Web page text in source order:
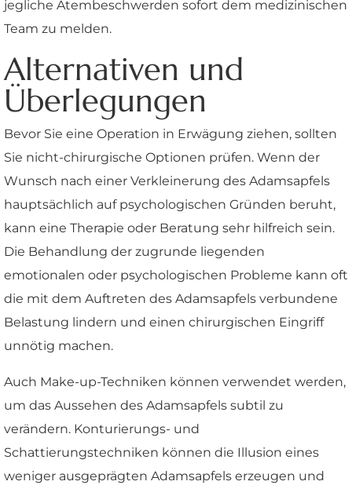
jegliche Atembeschwerden sofort dem medizinischen
Team zu melden.
Alternativen und
Überlegungen
Bevor Sie eine Operation in Erwägung ziehen, sollten
Sie nicht-chirurgische Optionen prüfen. Wenn der
Wunsch nach einer Verkleinerung des Adamsapfels
hauptsächlich auf psychologischen Gründen beruht,
kann eine Therapie oder Beratung sehr hilfreich sein.
Die Behandlung der zugrunde liegenden
emotionalen oder psychologischen Probleme kann oft
die mit dem Auftreten des Adamsapfels verbundene
Belastung lindern und einen chirurgischen Eingriff
unnötig machen.
Auch Make-up-Techniken können verwendet werden,
um das Aussehen des Adamsapfels subtil zu
verändern. Konturierungs- und
Schattierungstechniken können die Illusion eines
weniger ausgeprägten Adamsapfels erzeugen und